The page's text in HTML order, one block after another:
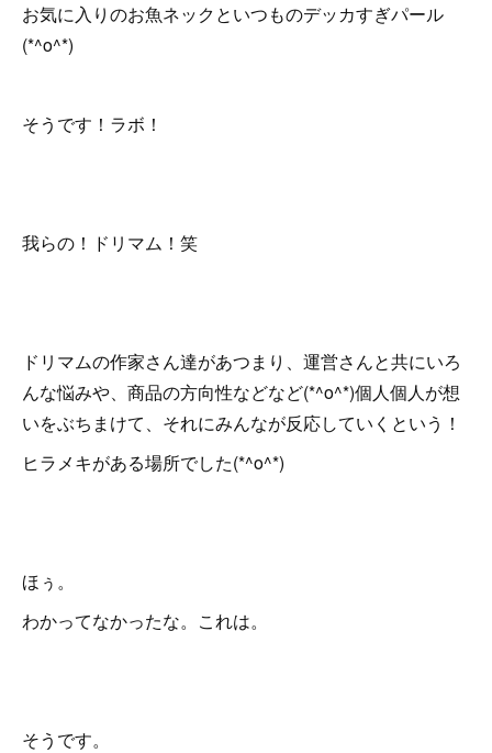
お気に入りのお魚ネックといつものデッカすぎパール
(*^o^*)
そうです！ラボ！
我らの！ドリマム！笑
ドリマムの作家さん達があつまり、運営さんと共にいろ
んな悩みや、商品の方向性などなど(*^o^*)個人個人が想
いをぶちまけて、それにみんなが反応していくという！
ヒラメキがある場所でした(*^o^*)
ほぅ。
わかってなかったな。これは。
そうです。